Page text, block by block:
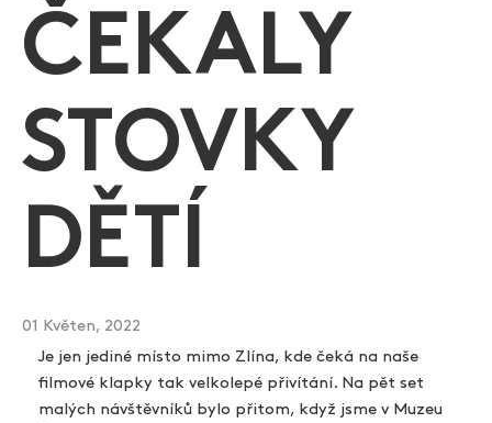
ČEKALY
STOVKY
DĚTÍ
01 Květen, 2022
Je jen jediné místo mimo Zlína, kde čeká na naše
filmové klapky tak velkolepé přivítání. Na pět set
malých návštěvníků bylo přitom, když jsme v Muzeu